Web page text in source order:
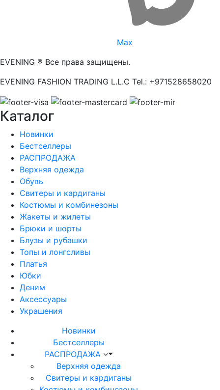
Max
EVENING ® Все права защищены.
EVENING FASHION TRADING L.L.C Tel.: +971528658020
Каталог
Новинки
Бестселлеры
РАСПРОДАЖА
Верхняя одежда
Обувь
Свитеры и кардиганы
Костюмы и комбинезоны
Жакеты и жилеты
Брюки и шорты
Блузы и рубашки
Топы и лонгсливы
Платья
Юбки
Деним
Аксессуары
Украшения
Новинки
Бестселлеры
РАСПРОДАЖА
Верхняя одежда
Свитеры и кардиганы